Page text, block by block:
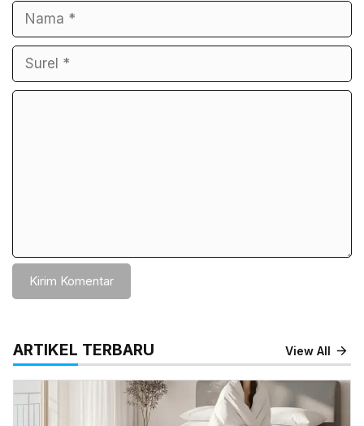
Nama
Surel
ARTIKEL TERBARU View All